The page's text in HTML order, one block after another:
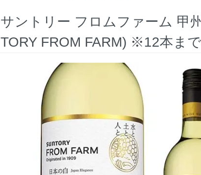
サントリー フロムファーム 甲
TORY FROM FARM) ※12本ま